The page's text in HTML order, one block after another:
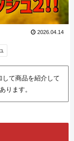
2026.04.14
て商品を紹介して
ります。